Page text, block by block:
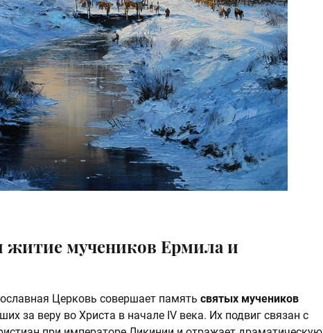
житие мучеников Ермила и
Церковь совершает память святых мучеников
за веру во Христа в начале IV века. Их подвиг связан с